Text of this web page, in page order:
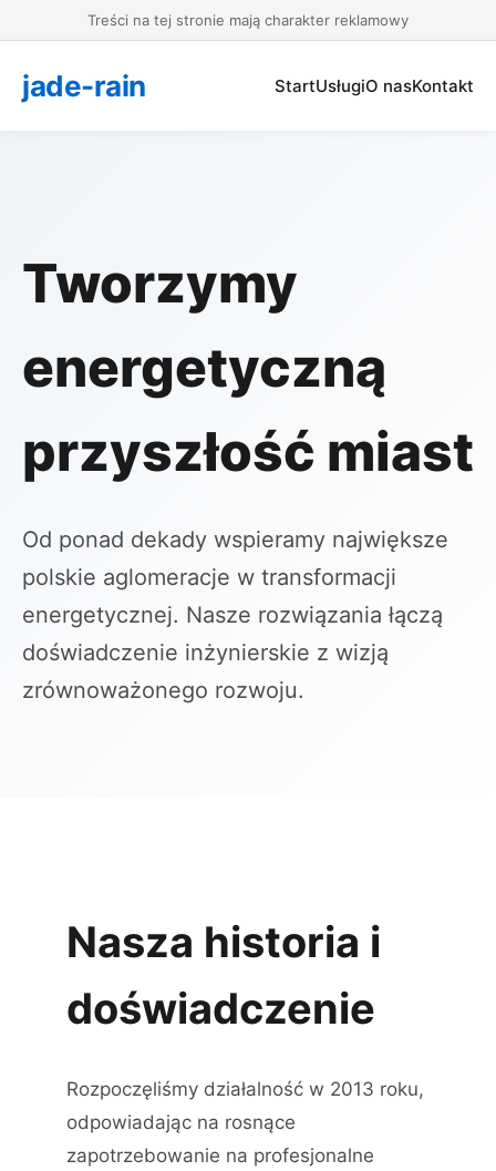
Treści na tej stronie mają charakter reklamowy
jade-rain StartUsługiO nasKontakt
Tworzymy
energetyczną
przyszłość miast
Od ponad dekady wspieramy największe
polskie aglomeracje w transformacji
energetycznej. Nasze rozwiązania łączą
doświadczenie inżynierskie z wizją
zrównoważonego rozwoju.
Nasza historia i
doświadczenie
Rozpoczęliśmy działalność w 2013 roku,
odpowiadając na rosnące
zapotrzebowanie na profesjonalne